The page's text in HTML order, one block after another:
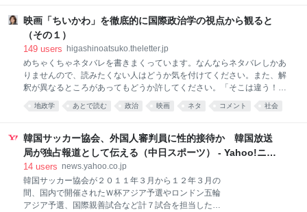
pic.x.com/JGcDVqZigW 2026-08-06 20:12:10
映画「ちいかわ」を徹底的に国際政治学の視点から観ると
（その１）
149 users
higashinoatsuko.theletter.jp
めちゃくちゃネタバレを書きまくっています。なんならネタバレしかあ
りませんので、読みたくない人はどうか気を付けてください。また、解
釈が異なるところがあってもどうか許してください。「そこは違う！」
というところがあれば、コメントくださいね。めちゃくちゃ長いので、
何回かに分けて書きます。これは「その１」です。
地政学 あとで読む 政治 映画 ネタ コメント 社会
韓国サッカー協会、外国人審判員に性的接待か 韓国放送
局が独占報道として伝える（中日スポーツ） - Yahoo!ニュ
ース
14 users news.yahoo.co.jp
韓国サッカー協会が２０１１年３月から１２年３月の
間、国内で開催されたＷ杯アジア予選やロンドン五輪
アジア予選、国際親善試合など計７試合を担当した外